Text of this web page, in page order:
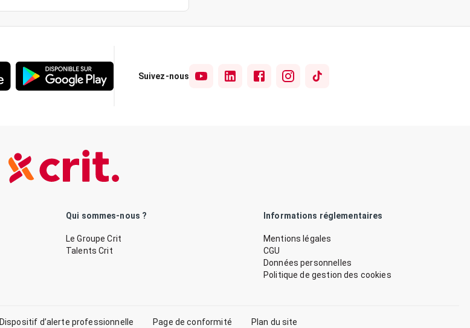
Suivez-nous
Qui sommes-nous ?
Le Groupe Crit
Talents Crit
Informations réglementaires
Mentions légales
CGU
Données personnelles
Politique de gestion des cookies
Dispositif d’alerte professionnelle Page de conformité Plan du site